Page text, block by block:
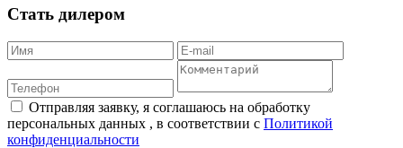
Стать дилером
Отправляя заявку, я соглашаюсь на обработку
персональных данных , в соответствии с Политикой
конфиденциальности